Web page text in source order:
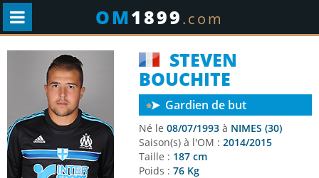
OM1899.com
STEVEN
BOUCHITE
Gardien de but
Né le 08/07/1993 à NIMES (30)
Saison(s) à l'OM : 2014/2015
Taille : 187 cm
Poids : 76 Kg